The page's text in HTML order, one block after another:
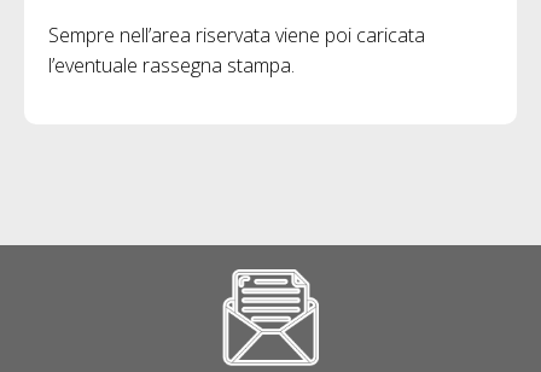
Sempre nell’area riservata viene poi caricata
l’eventuale rassegna stampa.